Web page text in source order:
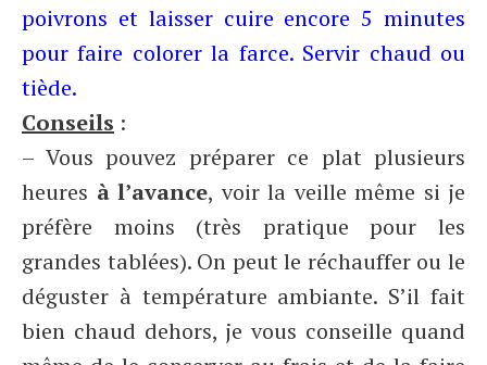
poivrons et laisser cuire encore 5 minutes
pour faire colorer la farce. Servir chaud ou
tiède.
Conseils :
– Vous pouvez préparer ce plat plusieurs
heures à l’avance, voir la veille même si je
préfère moins (très pratique pour les
grandes tablées). On peut le réchauffer ou le
déguster à température ambiante. S’il fait
bien chaud dehors, je vous conseille quand